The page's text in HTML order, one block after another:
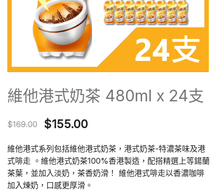
維他港式奶茶 480ml x 24支
$169.00
Original
price
was:
$169.00.
$155.00
price
is:
$155.00.
維他港式系列包括維他港式奶茶，港式奶茶-特濃茶味及港
式啡走 。維他港式奶茶100%香港製造，配搭精選上等鍚蘭
茶葉，並加入淡奶，茶香奶滑！ 維他港式啡走以香濃咖啡
加入煉奶，口感更厚滑。